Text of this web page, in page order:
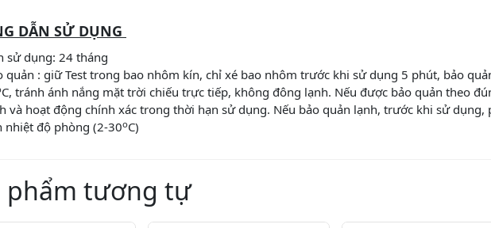
DẪN SỬ DỤNG
sử dụng: 24 tháng
quản : giữ Test trong bao nhôm kín, chỉ xé bao nhôm trước khi sử dụng 5 phút, bảo
C, tránh ánh nắng mặt trời chiếu trực tiếp, không đông lạnh. Nếu được bảo quản theo
và hoạt động chính xác trong thời hạn sử dụng. Nếu bảo quản lạnh, trước khi sử dụng,
nhiệt độ phòng (2-30oC)
phẩm tương tự